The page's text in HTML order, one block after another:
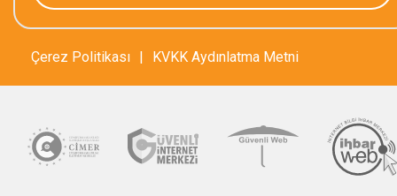
Çerez Politikası | KVKK Aydınlatma Metni